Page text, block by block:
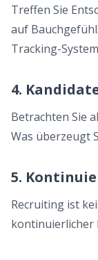
Treffen Sie
auf
Tracking-
4.
Betrachten Sie
Was überzeugt
5.
Recruiting ist
kontinuierlicher